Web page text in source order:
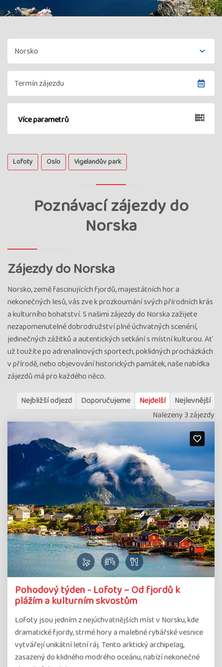
Více parametrů
Lofoty Oslo Vigelandův park
Poznávací zájezdy do
Norska
Zájezdy do Norska
Norsko, země fascinujících fjordů, majestátních hor a
nekonečných lesů, vás zve k prozkoumání svých přírodních krás
a kulturního bohatství. S našimi zájezdy do Norska zažijete
nezapomenutelné dobrodružství plné úchvatných scenérií,
jedinečných zážitků a autentických setkání s místní kulturou. Ať
už toužíte po adrenalinových sportech, poklidných procházkách
v přírodě, nebo objevování historických památek, naše nabídka
zájezdů má pro každého něco.
Nejbližší odjezd
Doporučujeme Nejdelší
Nejlevnější
Nalezeny 3 zájezdy
Pohodový týden - Lofoty – Od fjordů k
plážím a kulturním skvostům
Lofoty jsou jedním z nejúchvatnějších míst v Norsku, kde
dramatické fjordy, strmé hory a malebné rybářské vesnice
vytvářejí unikátní letní ráj. Tento arktický archipelag,
zasazený do klidného modrého oceánu, nabízí nekonečné